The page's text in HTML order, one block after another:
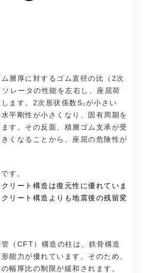
層厚に対するゴム直径の比（2次
レータの性能を左右し、座屈荷
ます。2次形状係数S₂が小さい
平剛性が小さくなり、固有周期を
す。その反面、積層ゴム支承が受
くなることから、座屈の危険性が
す。
リート構造は復元性に優れていま
リート構造よりも地震後の残留変
（CFT）構造の柱は、鉄骨構造
能力が優れています。そのため、
幅厚比の制限が緩和されます。